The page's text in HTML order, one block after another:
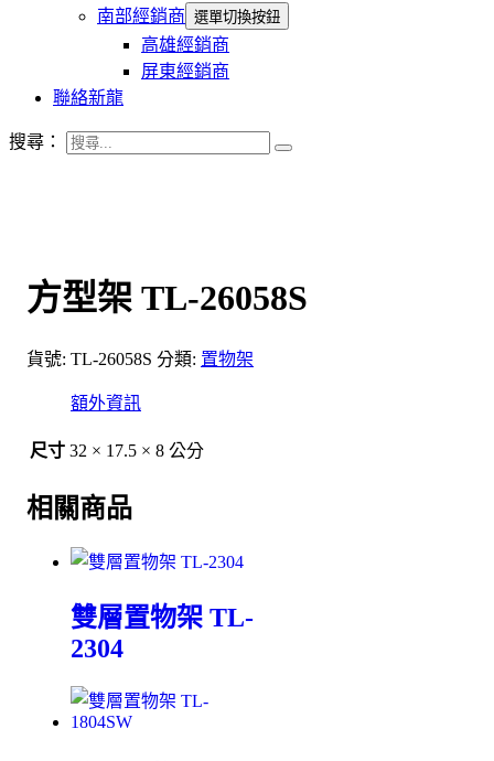
南部經銷商 選單切換按鈕
高雄經銷商
屏東經銷商
聯絡新龍
搜尋：
方型架 TL-26058S
貨號: TL-26058S 分類: 置物架
額外資訊
尺寸 32 × 17.5 × 8 公分
相關商品
雙層置物架 TL-
2304